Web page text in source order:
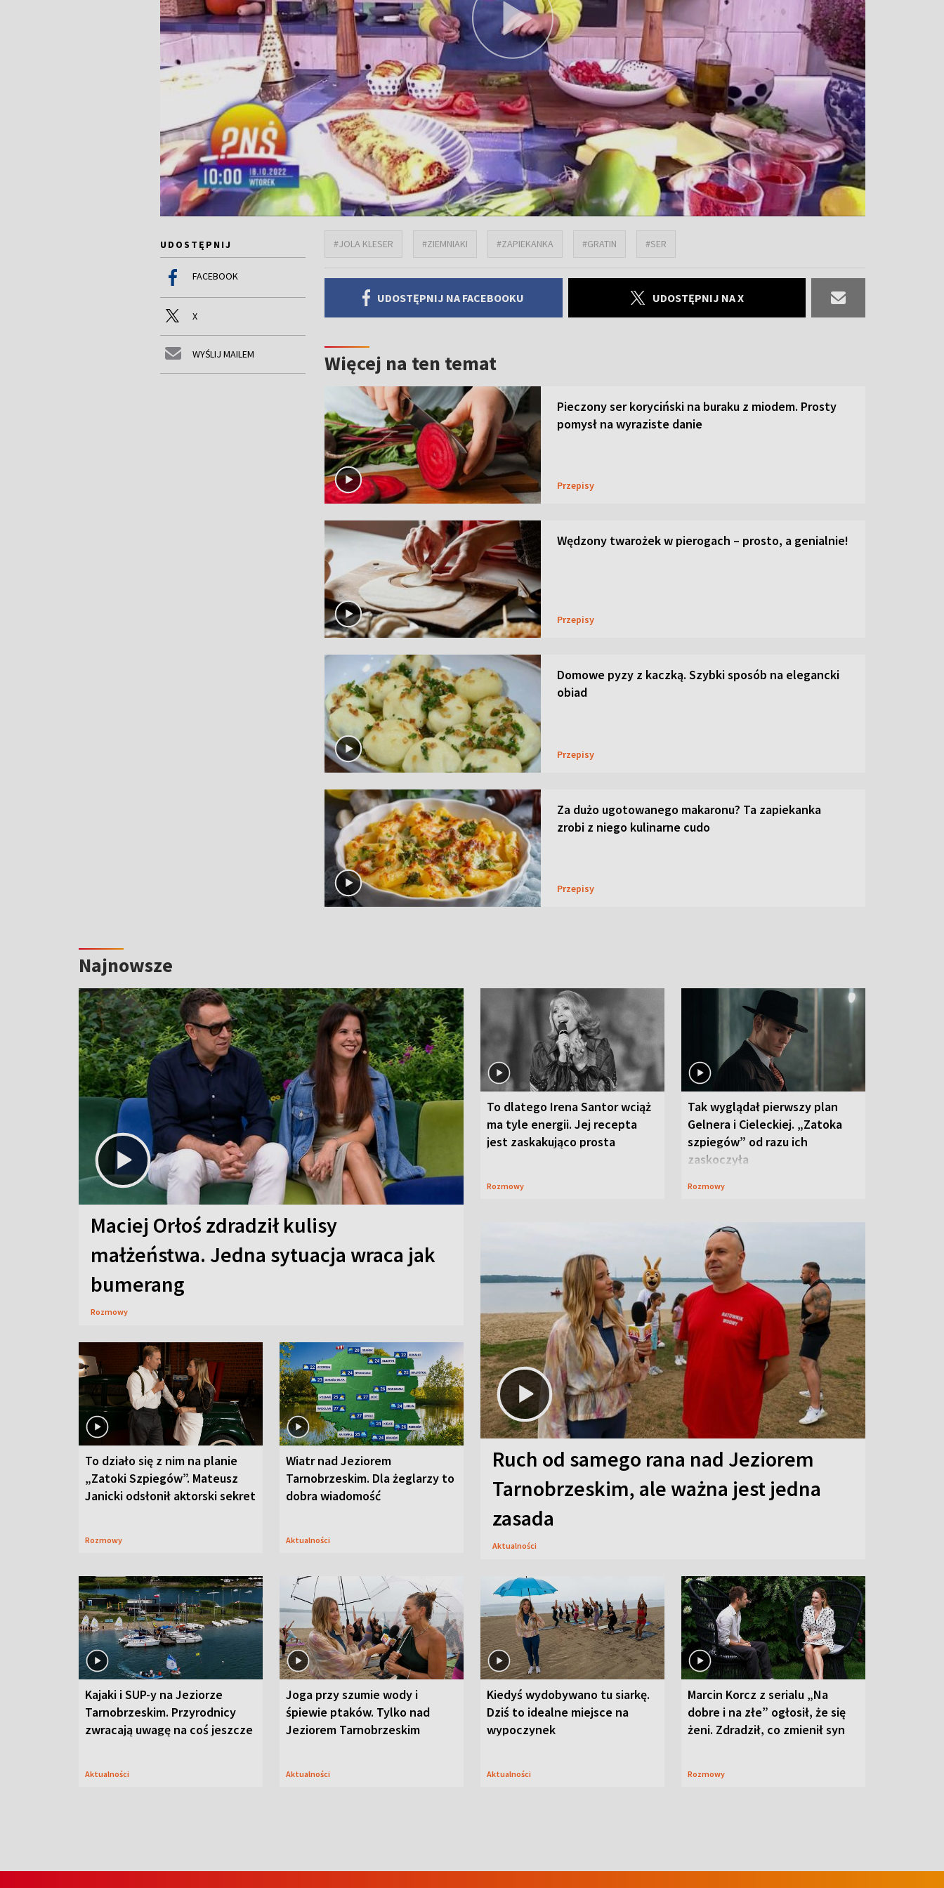
UDOSTĘPNIJ
FACEBOOK
X
WYŚLIJ MAILEM
#JOLA KLESER #ZIEMNIAKI #ZAPIEKANKA #GRATIN #SER
UDOSTĘPNIJ NA FACEBOOKU UDOSTĘPNIJ NA X
Więcej na ten temat
Pieczony ser koryciński na buraku z miodem. Prosty
pomysł na wyraziste danie
Przepisy
Wędzony twarożek w pierogach – prosto, a genialnie!
Przepisy
Domowe pyzy z kaczką. Szybki sposób na elegancki
obiad
Przepisy
Za dużo ugotowanego makaronu? Ta zapiekanka
zrobi z niego kulinarne cudo
Przepisy
Najnowsze
Maciej Orłoś zdradził kulisy
małżeństwa. Jedna sytuacja wraca jak
bumerang
Rozmowy
To dlatego Irena Santor wciąż
ma tyle energii. Jej recepta
jest zaskakująco prosta
Rozmowy
Tak wyglądał pierwszy plan
Gelnera i Cieleckiej. „Zatoka
szpiegów” od razu ich
zaskoczyła
Rozmowy
To działo się z nim na planie
„Zatoki Szpiegów”. Mateusz
Janicki odsłonił aktorski sekret
Rozmowy
Wiatr nad Jeziorem
Tarnobrzeskim. Dla żeglarzy to
dobra wiadomość
Aktualności
Ruch od samego rana nad Jeziorem
Tarnobrzeskim, ale ważna jest jedna
zasada
Aktualności
Kajaki i SUP-y na Jeziorze
Tarnobrzeskim. Przyrodnicy
zwracają uwagę na coś jeszcze
Aktualności
Joga przy szumie wody i
śpiewie ptaków. Tylko nad
Jeziorem Tarnobrzeskim
Aktualności
Kiedyś wydobywano tu siarkę.
Dziś to idealne miejsce na
wypoczynek
Aktualności
Marcin Korcz z serialu „Na
dobre i na złe” ogłosił, że się
żeni. Zdradził, co zmienił syn
Rozmowy